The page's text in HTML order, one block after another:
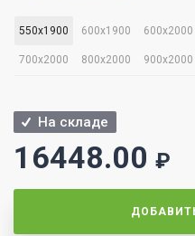
550x1900 600x1900 600x2000
700x2000 800x2000 900x2000
На складе
16448.00 ₽